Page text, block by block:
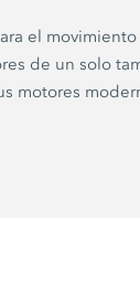
el
de un solo
motores